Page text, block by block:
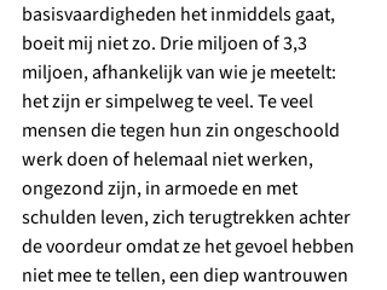
basisvaardigheden het inmiddels gaat,
boeit mij niet zo. Drie miljoen of 3,3
miljoen, afhankelijk van wie je meetelt:
het zijn er simpelweg te veel. Te veel
mensen die tegen hun zin ongeschoold
werk doen of helemaal niet werken,
ongezond zijn, in armoede en met
schulden leven, zich terugtrekken achter
de voordeur omdat ze het gevoel hebben
niet mee te tellen, een diep wantrouwen